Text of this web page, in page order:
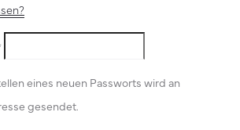
eines neuen Passworts wird an
gesendet.